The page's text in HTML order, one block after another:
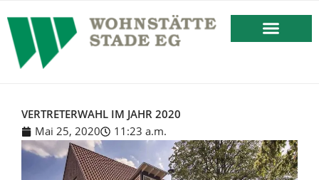
springen
VERTRETERWAHL IM JAHR 2020
Mai 25, 2020
11:23 a.m.